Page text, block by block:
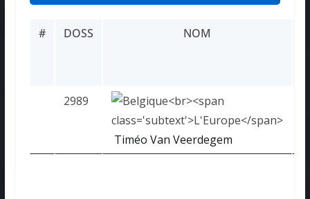
# DOSS NOM
2989
Timéo Van Veerdegem